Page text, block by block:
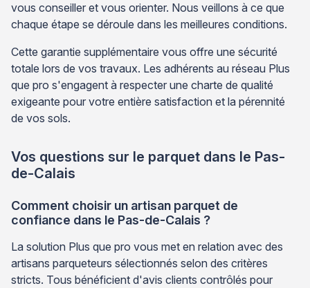
vous conseiller et vous orienter. Nous veillons à ce que
chaque étape se déroule dans les meilleures conditions.
Cette garantie supplémentaire vous offre une sécurité
totale lors de vos travaux. Les adhérents au réseau Plus
que pro s'engagent à respecter une charte de qualité
exigeante pour votre entière satisfaction et la pérennité
de vos sols.
Vos questions sur le parquet dans le Pas-
de-Calais
Comment choisir un artisan parquet de
confiance dans le Pas-de-Calais ?
La solution Plus que pro vous met en relation avec des
artisans parqueteurs sélectionnés selon des critères
stricts. Tous bénéficient d'avis clients contrôlés pour